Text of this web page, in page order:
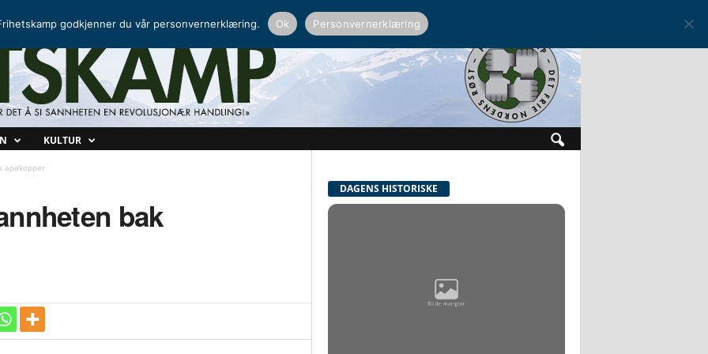
KULTUR
apekopper
bak
DAGENS HISTORISKE
godkjenner du vår personvernerklæring. Ok Personvernerklæring